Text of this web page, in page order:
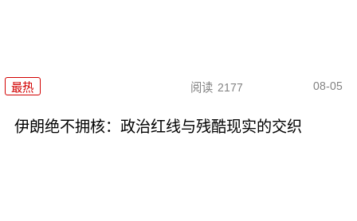
最热 阅读 2177 08-05
伊朗绝不拥核：政治红线与残酷现实的交织